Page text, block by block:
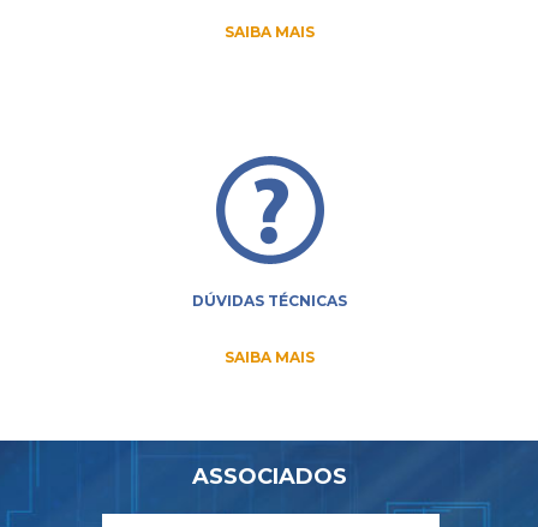
SAIBA MAIS
DÚVIDAS TÉCNICAS
SAIBA MAIS
ASSOCIADOS